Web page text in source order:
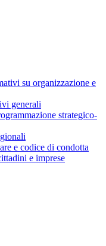
su organizzazione e
generali
strategico-
e codice di condotta
e imprese